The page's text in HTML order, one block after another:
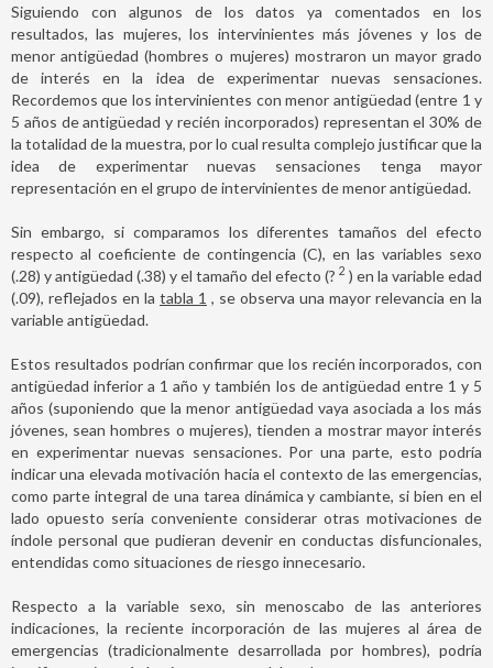
Siguiendo con algunos de los datos ya comentados en los
resultados, las mujeres, los intervinientes más jóvenes y los de
menor antigüedad (hombres o mujeres) mostraron un mayor grado
de interés en la idea de experimentar nuevas sensaciones.
Recordemos que los intervinientes con menor antigüedad (entre 1 y
5 años de antigüedad y recién incorporados) representan el 30% de
la totalidad de la muestra, por lo cual resulta complejo justificar que la
idea de experimentar nuevas sensaciones tenga mayor
representación en el grupo de intervinientes de menor antigüedad.
Sin embargo, si comparamos los diferentes tamaños del efecto
respecto al coeficiente de contingencia (C), en las variables sexo
(.28) y antigüedad (.38) y el tamaño del efecto (? 2 ) en la variable edad
(.09), reflejados en la tabla 1 , se observa una mayor relevancia en la
variable antigüedad.
Estos resultados podrían confirmar que los recién incorporados, con
antigüedad inferior a 1 año y también los de antigüedad entre 1 y 5
años (suponiendo que la menor antigüedad vaya asociada a los más
jóvenes, sean hombres o mujeres), tienden a mostrar mayor interés
en experimentar nuevas sensaciones. Por una parte, esto podría
indicar una elevada motivación hacia el contexto de las emergencias,
como parte integral de una tarea dinámica y cambiante, si bien en el
lado opuesto sería conveniente considerar otras motivaciones de
índole personal que pudieran devenir en conductas disfuncionales,
entendidas como situaciones de riesgo innecesario.
Respecto a la variable sexo, sin menoscabo de las anteriores
indicaciones, la reciente incorporación de las mujeres al área de
emergencias (tradicionalmente desarrollada por hombres), podría